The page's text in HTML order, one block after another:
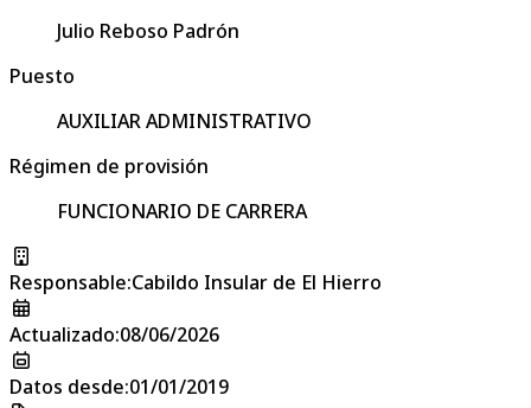
Julio Reboso Padrón
Puesto
AUXILIAR ADMINISTRATIVO
Régimen de provisión
FUNCIONARIO DE CARRERA
Responsable:Cabildo Insular de El Hierro
Actualizado:08/06/2026
Datos desde:01/01/2019